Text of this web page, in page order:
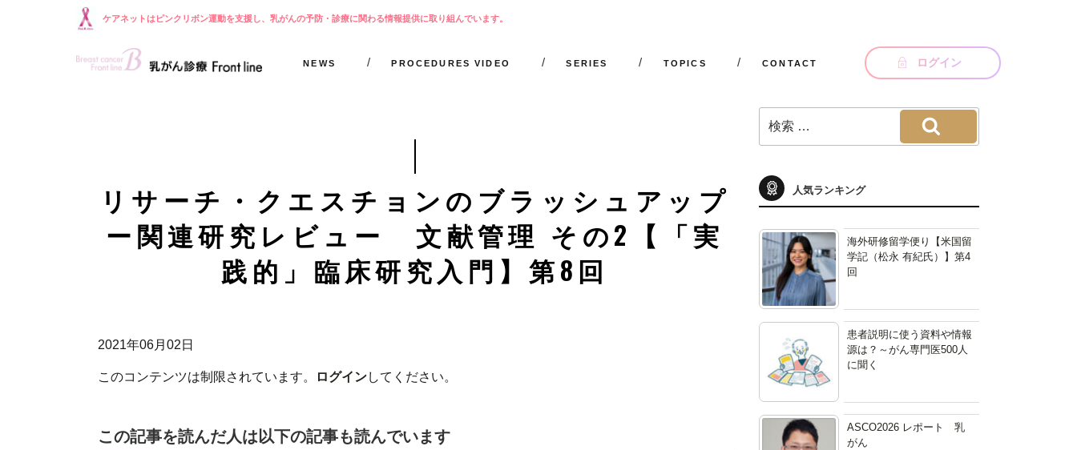
ケアネットはピンクリボン運動を支援し、乳がんの予防・診療に関わる情報提供に取り組んでいます。
NEWS PROCEDURES VIDEO SERIES TOPICS CONTACT ログイン
リサーチ・クエスチョンのブラッシュアップ
ー関連研究レビュー 文献管理 その2【「実
践的」臨床研究入門】第8回
2021年06月02日
このコンテンツは制限されています。 ログインしてください。
この記事を読んだ人は以下の記事も読んでいます
人気ランキング
海外研修留学便り【米国留
学記（松永 有紀氏）】第4
回
患者説明に使う資料や情報
源は？～がん専門医500人
に聞く
ASCO2026 レポート 乳
がん